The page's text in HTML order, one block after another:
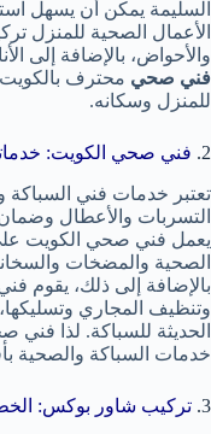
السليمة يمكن أن يسهل
الأعمال الصحية للمنزل
والأحواض، بالإضافة إلى
فني صحي محترف
للمنزل وسكانه.
2. فني صحي الكويت:
تعتبر خدمات فني السباكة
التسربات والأعطال
يعمل فني صحي الكويت على
الصحية والمضخات
بالإضافة إلى ذلك، يقوم
وتنظيف المجاري
الحديثة للسباكة. لذا فني
خدمات السباكة والصحية
3. تركيب شاور بوكس: